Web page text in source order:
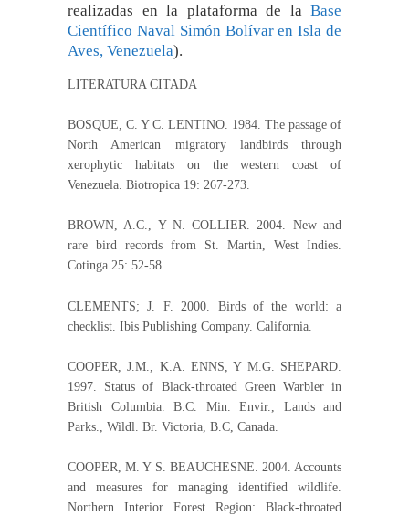
realizadas en la plataforma de la Base
Científico Naval Simón Bolívar en Isla de
Aves, Venezuela).
LITERATURA CITADA
BOSQUE, C. Y C. LENTINO. 1984. The passage of
North American migratory landbirds through
xerophytic habitats on the western coast of
Venezuela. Biotropica 19: 267-273.
BROWN, A.C., Y N. COLLIER. 2004. New and
rare bird records from St. Martin, West Indies.
Cotinga 25: 52-58.
CLEMENTS; J. F. 2000. Birds of the world: a
checklist. Ibis Publishing Company. California.
COOPER, J.M., K.A. ENNS, Y M.G. SHEPARD.
1997. Status of Black-throated Green Warbler in
British Columbia. B.C. Min. Envir., Lands and
Parks., Wildl. Br. Victoria, B.C, Canada.
COOPER, M. Y S. BEAUCHESNE. 2004. Accounts
and measures for managing identified wildlife.
Northern Interior Forest Region: Black-throated